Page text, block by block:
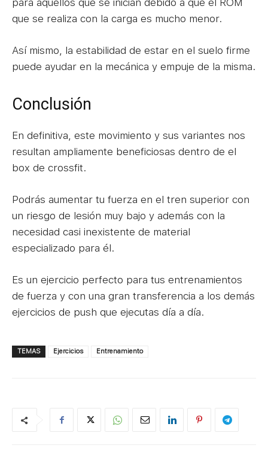
para aquellos que se inician debido a que el ROM
que se realiza con la carga es mucho menor.
Así mismo, la estabilidad de estar en el suelo firme
puede ayudar en la mecánica y empuje de la misma.
Conclusión
En definitiva, este movimiento y sus variantes nos
resultan ampliamente beneficiosas dentro de el
box de crossfit.
Podrás aumentar tu fuerza en el tren superior con
un riesgo de lesión muy bajo y además con la
necesidad casi inexistente de material
especializado para él.
Es un ejercicio perfecto para tus entrenamientos
de fuerza y con una gran transferencia a los demás
ejercicios de push que ejecutas día a día.
TEMAS Ejercicios Entrenamiento